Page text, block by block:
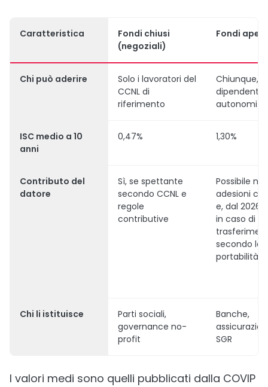
Caratteristica
Fondi chiusi
(negoziali)
Fondi
Chi può aderire
Solo i lavoratori del
CCNL di
riferimento
Chiunque,
dipendenti e
autonomi
ISC medio a 10
anni
0,47% 1,30%
Contributo del
datore
Sì, se spettante
secondo CCNL e
regole
contributive
Possibile
adesioni
e, dal 2026,
in caso di
secondo la
portabilità
Chi li istituisce
Parti sociali,
governance no-
profit
Banche,
SGR
I valori medi sono quelli pubblicati dalla COVIP